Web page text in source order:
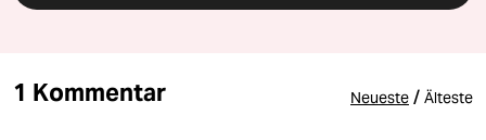
1 Kommentar Neueste / Älteste